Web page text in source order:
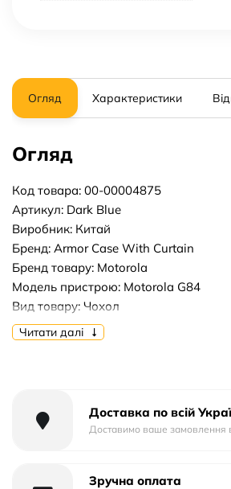
Огляд Характеристики
Огляд
Код товара: 00-00004875
Артикул: Dark Blue
Виробник: Китай
Бренд: Armor Case With Curtain
Бренд товару: Motorola
Модель пристрою: Motorola G84
Вид товару: Чохол
Форм-фактор: Накладка
Тип матеріалу: Пластик+Силікон
Читати далі
Доставка по всій
Доставимо ваше замовлення в
Зручна оплата